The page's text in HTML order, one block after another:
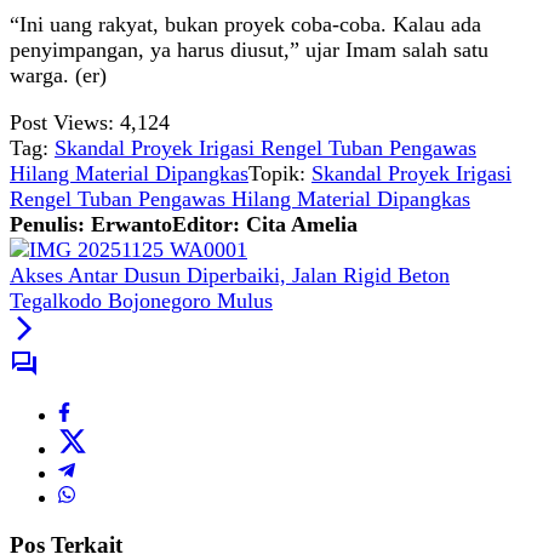
“Ini uang rakyat, bukan proyek coba-coba. Kalau ada
penyimpangan, ya harus diusut,” ujar Imam salah satu
warga. (er)
Post Views: 4,124
Tag: Skandal Proyek Irigasi Rengel Tuban Pengawas
Hilang Material DipangkasTopik: Skandal Proyek Irigasi
Rengel Tuban Pengawas Hilang Material Dipangkas
Penulis: ErwantoEditor: Cita Amelia
Akses Antar Dusun Diperbaiki, Jalan Rigid Beton
Tegalkodo Bojonegoro Mulus
Pos Terkait